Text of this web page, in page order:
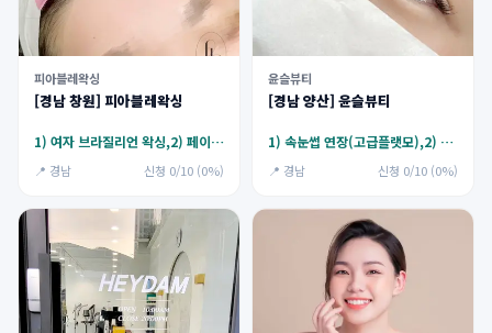
피아블레왁싱
[경남 창원] 피아블레왁싱
1) 여자 브라질리언 왁싱,2) 페이스왁싱
📍 경남 신청 0/10 (0%)
윤슬뷰티
[경남 양산] 윤슬뷰티
1) 속눈썹 연장(고급플랫모),2) 속눈썹 펌(뷰러펌)
📍 경남 신청 0/10 (0%)